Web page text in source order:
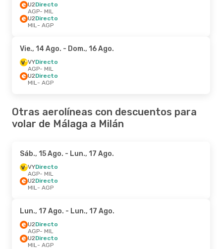
U2Directo
AGP- MIL
U2Directo
MIL- AGP
Vie., 14 Ago. - Dom., 16 Ago.
VYDirecto
AGP- MIL
U2Directo
MIL- AGP
Otras aerolíneas con descuentos para
volar de Málaga a Milán
Sáb., 15 Ago. - Lun., 17 Ago.
VYDirecto
AGP- MIL
U2Directo
MIL- AGP
Lun., 17 Ago. - Lun., 17 Ago.
U2Directo
AGP- MIL
U2Directo
MIL- AGP